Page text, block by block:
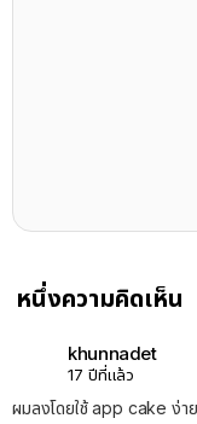
หนึ่งความคิดเห็น
khunnadet
17 ปีที่แล้ว
ผมลงโดยใช้ app cake ง่าย